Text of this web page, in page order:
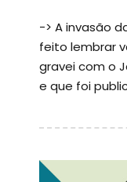
-> A invasão
feito lembrar
gravei com o
e que foi